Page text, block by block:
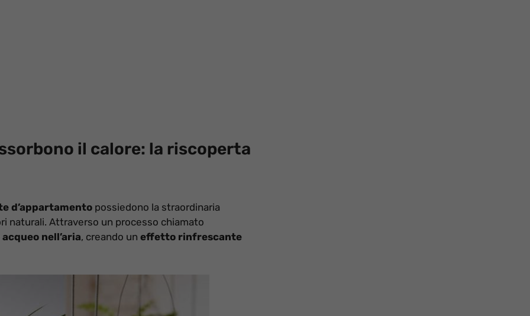
il calore: la riscoperta
d’appartamento possiedono la straordinaria
naturali. Attraverso un processo chiamato
nell’aria, creando un effetto rinfrescante